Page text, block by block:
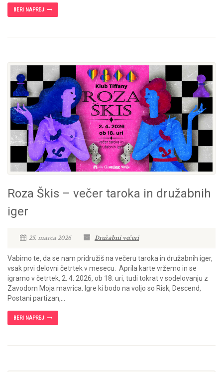
BERI NAPREJ
Roza Škis – večer taroka in družabnih
iger
25. marca 2026 Družabni večeri
Vabimo te, da se nam pridružiš na večeru taroka in družabnih iger,
vsak prvi delovni četrtek v mesecu. Aprila karte vržemo in se
igramo v četrtek, 2. 4. 2026, ob 18. uri, tudi tokrat v sodelovanju z
Zavodom Moja mavrica. Igre ki bodo na voljo so Risk, Descend,
Postani partizan,...
BERI NAPREJ